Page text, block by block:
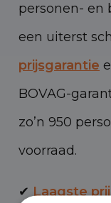
personen- en
een uiterst
prijsgarantie
BOVAG-
zo’n 950
voorraad.
✔ Laagste